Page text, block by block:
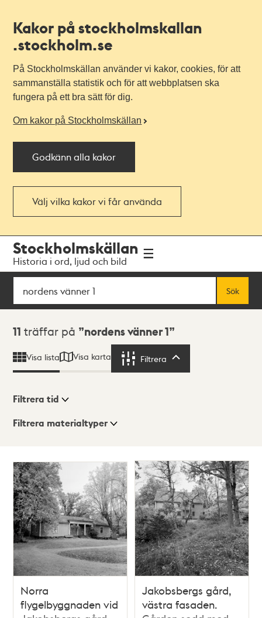
Kakor på stockholmskallan
.stockholm.se
På Stockholmskällan använder vi kakor, cookies, för att
sammanställa statistik och för att webbplatsen ska
fungera på ett bra sätt för dig.
Om kakor på Stockholmskällan
Godkänn alla kakor
Välj vilka kakor vi får använda
navigationen
huvudinnehållet
Stockholmskällan
Historia i ord, ljud och bild
Sök
Sök
Sökresultat
11 träffar på nordens vänner 1
Visa lista Visa karta Filtrera
Visningsläge
Lista
Karta
Filtrera tid
Filtrera materialtyper
träffar
Norra
flygelbyggnaden vid
Jakobsbergs gård,
västra fasaden.